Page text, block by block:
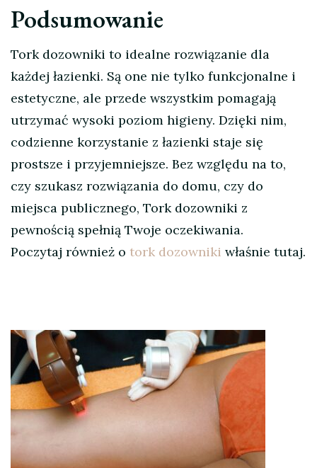
Podsumowanie
Tork dozowniki to idealne rozwiązanie dla
każdej łazienki. Są one nie tylko funkcjonalne i
estetyczne, ale przede wszystkim pomagają
utrzymać wysoki poziom higieny. Dzięki nim,
codzienne korzystanie z łazienki staje się
prostsze i przyjemniejsze. Bez względu na to,
czy szukasz rozwiązania do domu, czy do
miejsca publicznego, Tork dozowniki z
pewnością spełnią Twoje oczekiwania.
Poczytaj również o tork dozowniki właśnie tutaj.
Nawigacja
wpisu